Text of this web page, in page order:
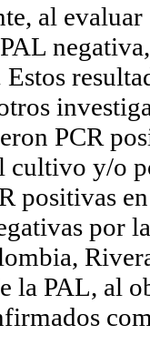
al
Estos
PCR
cultivo y/o
positivas
por
la PAL, al